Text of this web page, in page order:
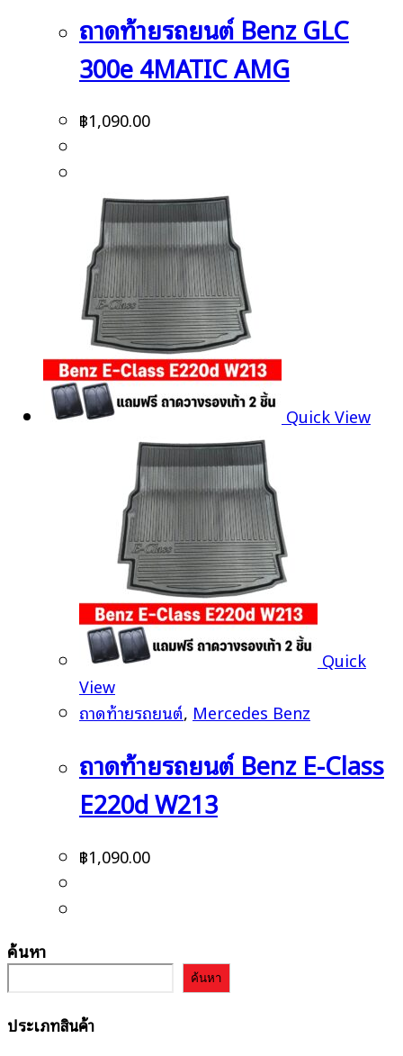
ถาดท้ายรถยนต์ Benz GLC
300e 4MATIC AMG
฿1,090.00
Quick View
Quick
View
ถาดท้ายรถยนต์, Mercedes Benz
ถาดท้ายรถยนต์ Benz E-Class
E220d W213
฿1,090.00
ค้นหา
ค้นหา
ประเภทสินค้า